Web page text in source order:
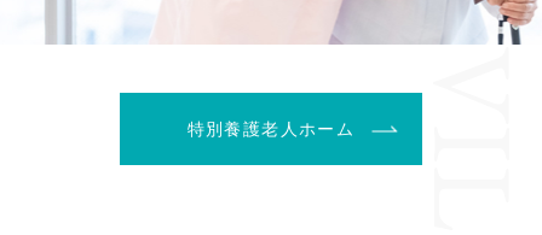
特別養護老人ホーム